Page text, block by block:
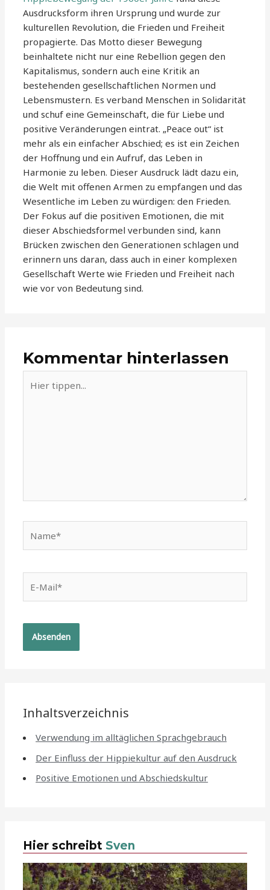
Ausdrucksform ihren Ursprung und wurde zur
kulturellen Revolution, die Frieden und Freiheit
propagierte. Das Motto dieser Bewegung
beinhaltete nicht nur eine Rebellion gegen den
Kapitalismus, sondern auch eine Kritik an
bestehenden gesellschaftlichen Normen und
Lebensmustern. Es verband Menschen in Solidarität
und schuf eine Gemeinschaft, die für Liebe und
positive Veränderungen eintrat. „Peace out“ ist
mehr als ein einfacher Abschied; es ist ein Zeichen
der Hoffnung und ein Aufruf, das Leben in
Harmonie zu leben. Dieser Ausdruck lädt dazu ein,
die Welt mit offenen Armen zu empfangen und das
Wesentliche im Leben zu würdigen: den Frieden.
Der Fokus auf die positiven Emotionen, die mit
dieser Abschiedsformel verbunden sind, kann
Brücken zwischen den Generationen schlagen und
erinnern uns daran, dass auch in einer komplexen
Gesellschaft Werte wie Frieden und Freiheit nach
wie vor von Bedeutung sind.
Kommentar hinterlassen
tippen...
Mail*
Inhaltsverzeichnis
Verwendung im alltäglichen Sprachgebrauch
Der Einfluss der Hippiekultur auf den Ausdruck
Positive Emotionen und Abschiedskultur
Hier schreibt Sven